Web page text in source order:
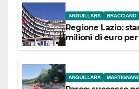
ANGUILLARA BRACCIANO
Regione Lazio:
milioni di euro per
ANGUILLARA